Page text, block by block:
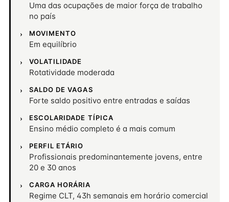
Uma das ocupações de maior força de trabalho
no país
MOVIMENTO
Em equilíbrio
VOLATILIDADE
Rotatividade moderada
SALDO DE VAGAS
Forte saldo positivo entre entradas e saídas
ESCOLARIDADE TÍPICA
Ensino médio completo é a mais comum
PERFIL ETÁRIO
Profissionais predominantemente jovens, entre
20 e 30 anos
CARGA HORÁRIA
Regime CLT, 43h semanais em horário comercial